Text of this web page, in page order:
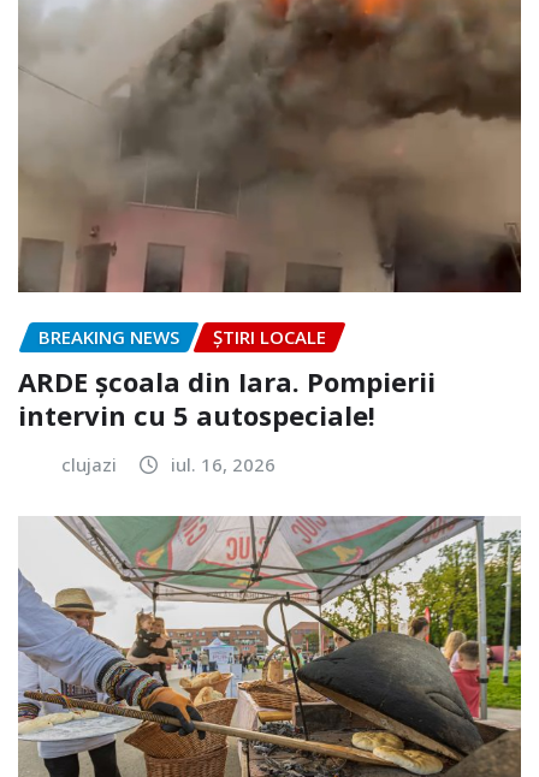
BREAKING NEWS ȘTIRI LOCALE
ARDE școala din Iara. Pompierii
intervin cu 5 autospeciale!
clujazi iul. 16, 2026